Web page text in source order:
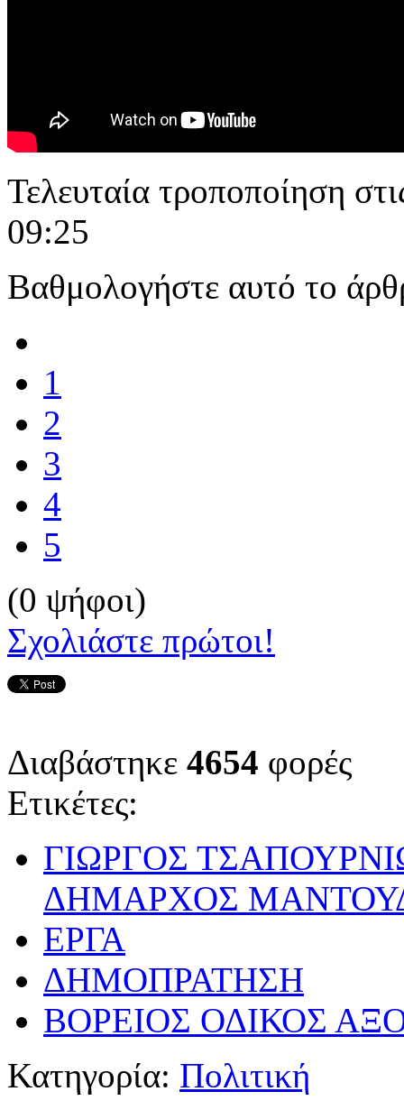
Τελευταία τροποποίηση
09:25
Βαθμολογήστε αυτό το
1
2
3
4
5
(0 ψήφοι)
Σχολιάστε πρώτοι!
Διαβάστηκε 4654 φορές
Ετικέτες:
ΓΙΩΡΓΟΣ
ΔΗΜΑΡΧΟΣ
ΕΡΓΑ
ΔΗΜΟΠΡΑΤΗΣΗ
ΒΟΡΕΙΟΣ ΟΔΙΚΟΣ
Κατηγορία: Πολιτική